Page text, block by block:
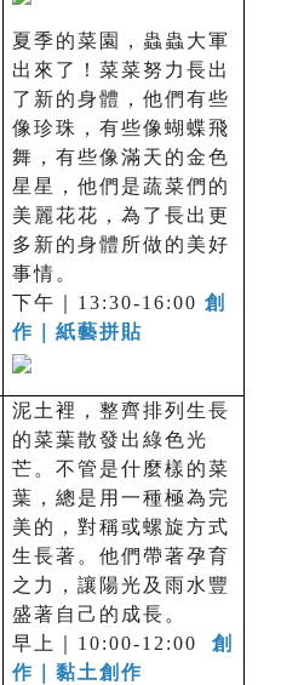
夏季的菜園，蟲蟲大軍
出來了！菜菜努力長出
了新的身體，他們有些
像珍珠，有些像蝴蝶飛
舞，有些像滿天的金色
星星，他們是蔬菜們的
美麗花花，為了長出更
多新的身體所做的美好
事情。
下午｜13:30-16:00 創
作｜紙藝拼貼
泥土裡，整齊排列生長
的菜葉散發出綠色光
芒。不管是什麼樣的菜
葉，總是用一種極為完
美的，對稱或螺旋方式
生長著。他們帶著孕育
之力，讓陽光及雨水豐
盛著自己的成長。
早上｜10:00-12:00 創
作｜黏土創作